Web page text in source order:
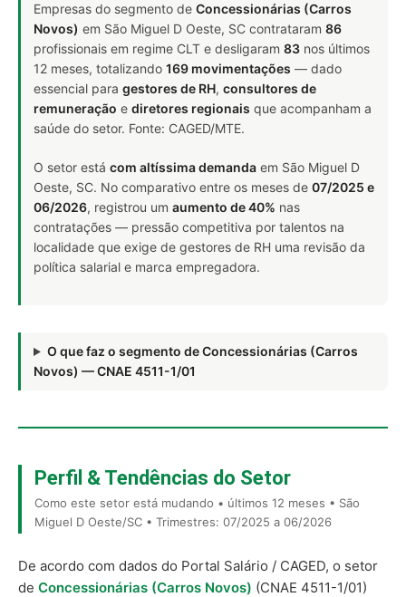
Empresas do segmento de Concessionárias (Carros
Novos) em São Miguel D Oeste, SC contrataram 86
profissionais em regime CLT e desligaram 83 nos últimos
12 meses, totalizando 169 movimentações — dado
essencial para gestores de RH, consultores de
remuneração e diretores regionais que acompanham a
saúde do setor. Fonte: CAGED/MTE.
O setor está com altíssima demanda em São Miguel D
Oeste, SC. No comparativo entre os meses de 07/2025 e
06/2026, registrou um aumento de 40% nas
contratações — pressão competitiva por talentos na
localidade que exige de gestores de RH uma revisão da
política salarial e marca empregadora.
O que faz o segmento de Concessionárias (Carros
Novos) — CNAE 4511-1/01
Perfil & Tendências do Setor
Como este setor está mudando • últimos 12 meses • São
Miguel D Oeste/SC • Trimestres: 07/2025 a 06/2026
De acordo com dados do Portal Salário / CAGED, o setor
de Concessionárias (Carros Novos) (CNAE 4511-1/01)